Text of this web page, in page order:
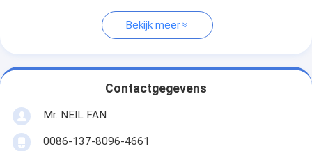
Bekijk meer
Contactgegevens
Mr. NEIL FAN
0086-137-8096-4661